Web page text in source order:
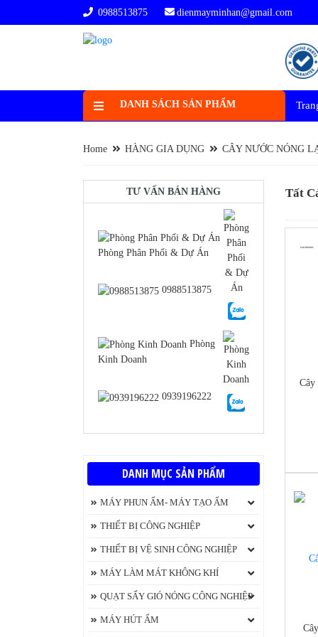
0988513875 dienmayminhan@gmail.com
DANH SÁCH SẢN PHẨM
Home HÀNG GIA DỤNG CÂY NƯỚC NÓNG
Tất
Cây
-8%
TƯ VẤN BÁN HÀNG
Phòng Phân Phối & Dự Án
0988513875
Phòng
Kinh Doanh
0939196222
DANH MỤC SẢN PHẨM
MÁY PHUN ẨM- MÁY TẠO ẨM
Máy tạo độ ẩm không khí Beurer
THIẾT BỊ CÔNG NGHIỆP
Máy phát điện
THIẾT BỊ VỆ SINH CÔNG NGHIỆP
Máy Chà Sàn
Máy phun áp lực rửa xe
Máy hút bụi chính hãng
MÁY LÀM MÁT KHÔNG KHÍ
QUẠT ĐIỀU HÒA KUNGFU
Quạt làm Mát Aroma
QUẠT SẤY GIÓ NÓNG CÔNG NGHIỆP
Máy sấy thực phẩm
MÁY HÚT ẨM